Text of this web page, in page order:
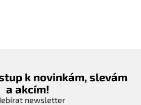
k novinkám, slevám
a akcím!
newsletter